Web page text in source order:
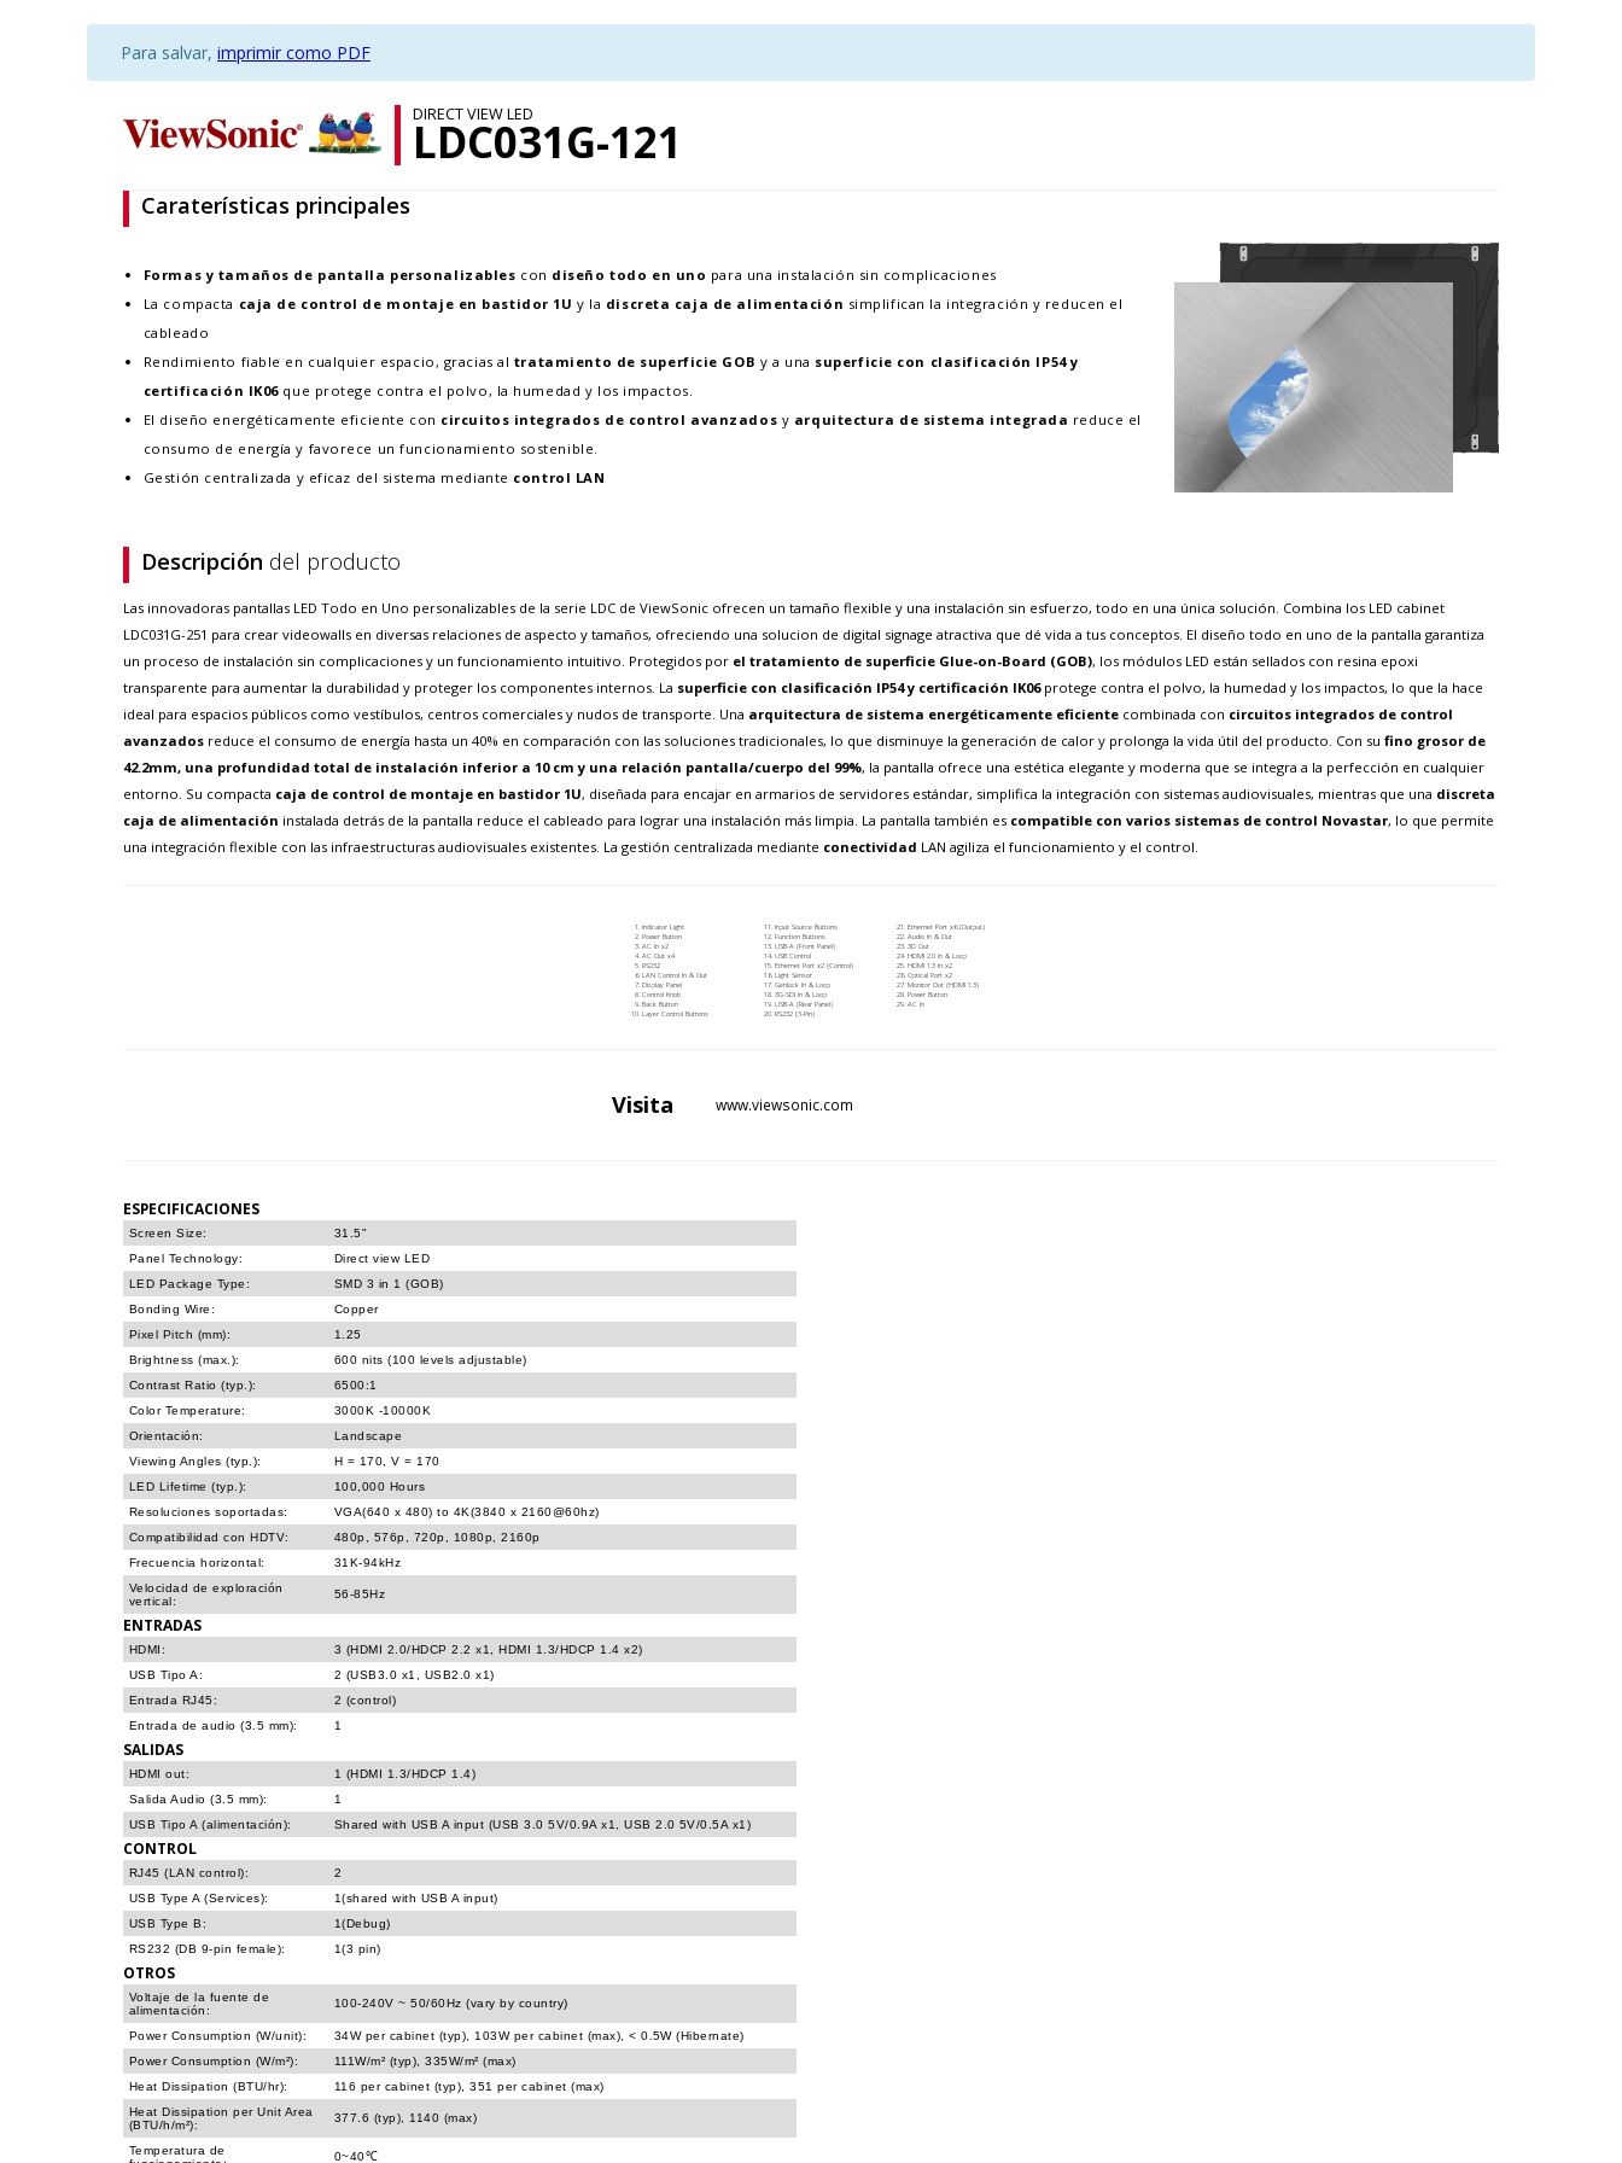
Para salvar, imprimir como PDF
DIRECT VIEW LED
LDC031G-121
Caraterísticas principales
Formas y tamaños de pantalla personalizables con diseño todo en uno para una instalación sin complicaciones
La compacta caja de control de montaje en bastidor 1U y la discreta caja de alimentación simplifican la integración y reducen el
cableado
Rendimiento fiable en cualquier espacio, gracias al tratamiento de superficie GOB y a una superficie con clasificación IP54 y
certificación IK06que protege contra el polvo, la humedad y los impactos.
El diseño energéticamente eficiente con circuitos integrados de control avanzados y arquitectura de sistema integrada reduce el
consumo de energía y favorece un funcionamiento sostenible.
Gestión centralizada y eficaz del sistema mediante control LAN
Descripción del producto
Las innovadoras pantallas LED Todo en Uno personalizables de la serie LDC de ViewSonic ofrecen un tamaño flexible y una instalación sin esfuerzo, todo en una única solución. Combina los LED cabinet
LDC031G-251 para crear videowalls en diversas relaciones de aspecto y tamaños, ofreciendo una solucion de digital signage atractiva que dé vida a tus conceptos. El diseño todo en uno de la pantalla garantiza
un proceso de instalación sin complicaciones y un funcionamiento intuitivo. Protegidos por el tratamiento de superficie Glue-on-Board (GOB), los módulos LED están sellados con resina epoxi
transparente para aumentar la durabilidad y proteger los componentes internos. La superficie con clasificación IP54 y certificación IK06protege contra el polvo, la humedad y los impactos, lo que la hace
ideal para espacios públicos como vestíbulos, centros comerciales y nudos de transporte. Una arquitectura de sistema energéticamente eficiente combinada con circuitos integrados de control
avanzados reduce el consumo de energía hasta un 40% en comparación con las soluciones tradicionales, lo que disminuye la generación de calor y prolonga la vida útil del producto. Con su fino grosor de
42.2mm, una profundidad total de instalación inferior a 10 cm y una relación pantalla/cuerpo del 99%, la pantalla ofrece una estética elegante y moderna que se integra a la perfección en cualquier
entorno. Su compacta caja de control de montaje en bastidor 1U, diseñada para encajar en armarios de servidores estándar, simplifica la integración con sistemas audiovisuales, mientras que una discreta
caja de alimentación instalada detrás de la pantalla reduce el cableado para lograr una instalación más limpia. La pantalla también es compatible con varios sistemas de control Novastar, lo que permite
una integración flexible con las infraestructuras audiovisuales existentes. La gestión centralizada mediante conectividad LAN agiliza el funcionamiento y el control.
Indicator Light
Power Button
AC In x2
AC Out x4
RS232
LAN Control In & Out
Display Panel
Control Knob
Back Button
Layer Control Buttons
Input Source Buttons
Function Buttons
USB-A (Front Panel)
USB Control
Ethernet Port x2 (Control)
Light Sensor
Genlock In & Loop
3G-SDI In & Loop
USB-A (Rear Panel)
RS232 (3-Pin)
Ethernet Port x6 (Output)
Audio In & Out
3D Out
HDMI 2.0 In & Loop
HDMI 1.3 In x2
Optical Port x2
Monitor Out (HDMI 1.3)
Power Button
AC In
Visita www.viewsonic.com
ESPECIFICACIONES
Screen Size:
31.5"
Panel Technology:
Direct view LED
LED Package Type:
SMD 3 in 1 (GOB)
Bonding Wire:
Copper
Pixel Pitch (mm):
1.25
Brightness (max.):
600 nits (100 levels adjustable)
Contrast Ratio (typ.):
6500:1
Color Temperature:
3000K -10000K
Orientación:
Landscape
Viewing Angles (typ.):
H = 170, V = 170
LED Lifetime (typ.):
100,000 Hours
Resoluciones soportadas:
VGA(640 x 480) to 4K(3840 x 2160@60hz)
Compatibilidad con HDTV:
480p, 576p, 720p, 1080p, 2160p
Frecuencia horizontal:
31K-94kHz
Velocidad de exploración
vertical:
56-85Hz
ENTRADAS
HDMI:
3 (HDMI 2.0/HDCP 2.2 x1, HDMI 1.3/HDCP 1.4 x2)
USB Tipo A:
2 (USB3.0 x1, USB2.0 x1)
Entrada RJ45:
2 (control)
Entrada de audio (3.5 mm):
1
SALIDAS
HDMI out:
1 (HDMI 1.3/HDCP 1.4)
Salida Audio (3.5 mm):
1
USB Tipo A (alimentación):
Shared with USB A input (USB 3.0 5V/0.9A x1, USB 2.0 5V/0.5A x1)
CONTROL
RJ45 (LAN control):
2
USB Type A (Services):
1(shared with USB A input)
USB Type B:
1(Debug)
RS232 (DB 9-pin female):
1(3 pin)
OTROS
Voltaje de la fuente de
alimentación:
100-240V ~ 50/60Hz (vary by country)
Power Consumption (W/unit):
34W per cabinet (typ), 103W per cabinet (max), < 0.5W (Hibernate)
Power Consumption (W/m²):
111W/m² (typ), 335W/m² (max)
Heat Dissipation (BTU/hr):
116 per cabinet (typ), 351 per cabinet (max)
Heat Dissipation per Unit Area
(BTU/h/m²):
377.6 (typ), 1140 (max)
Temperatura de
0~40℃